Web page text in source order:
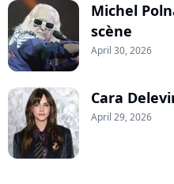
Michel
scène
April 30, 2026
Cara
April 29, 2026